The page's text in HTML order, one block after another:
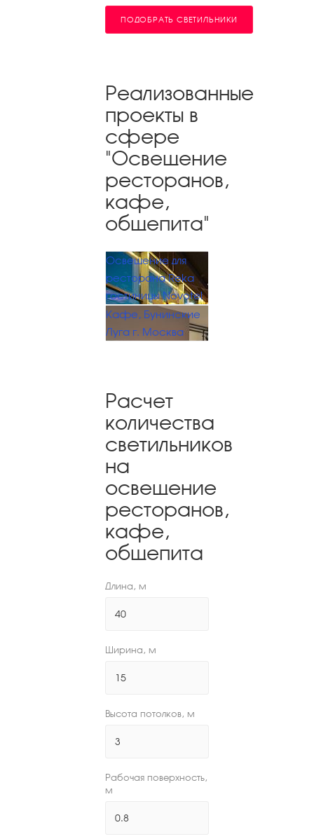
ПОДОБРАТЬ СВЕТИЛЬНИКИ
Реализованные
проекты в
сфере
"Освещение
ресторанов,
кафе,
общепита"
Освещение для
ресторана Reka
гостиницы Novotel
Кафе, Бунинские
Луга г. Москва
Расчет
количества
светильников
на
освещение
ресторанов,
кафе,
общепита
Длина, м
Ширина, м
Высота потолков, м
Рабочая поверхность,
м